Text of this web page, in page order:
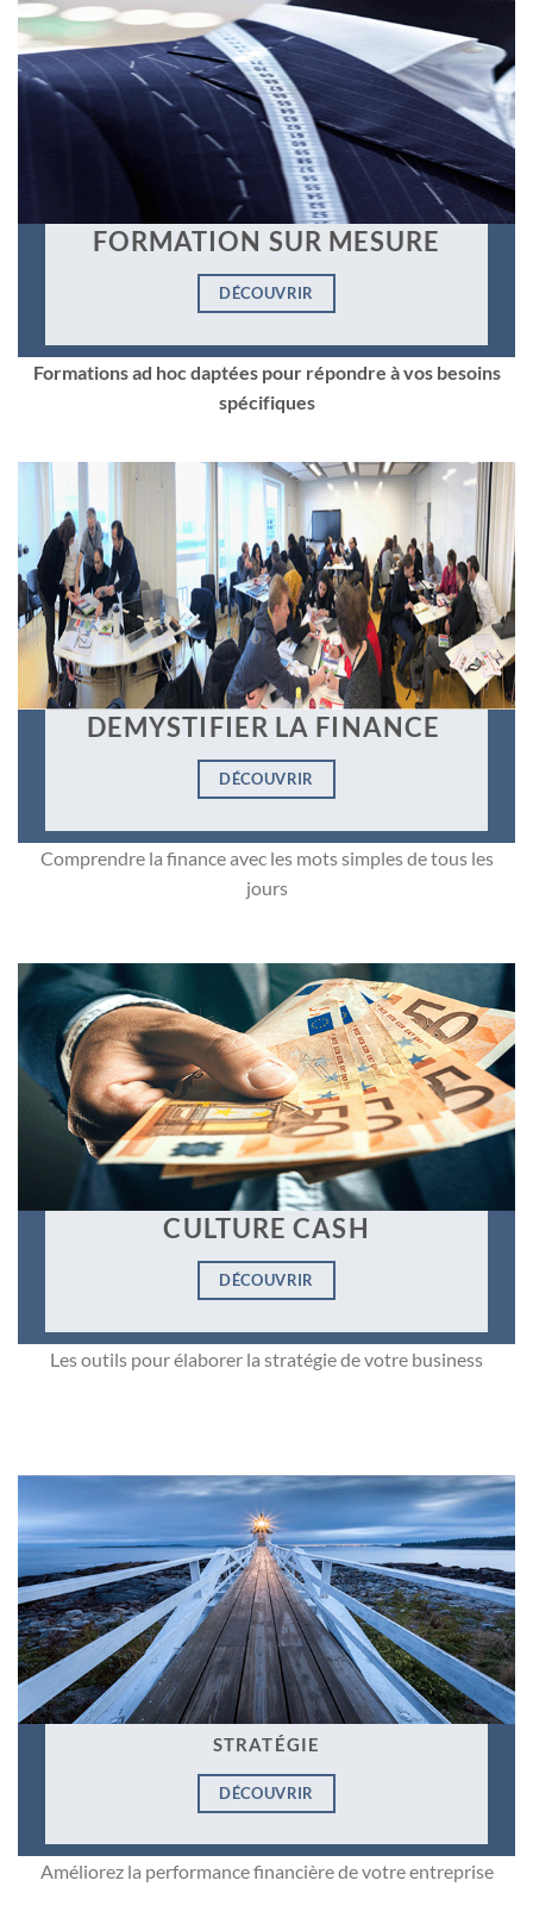
FORMATION SUR MESURE
DÉCOUVRIR
Formations ad hoc daptées pour répondre à vos besoins
spécifiques
DEMYSTIFIER LA FINANCE
DÉCOUVRIR
Comprendre la finance avec les mots simples de tous les
jours
CULTURE CASH
DÉCOUVRIR
Les outils pour élaborer la stratégie de votre business
STRATÉGIE
DÉCOUVRIR
Améliorez la performance financière de votre entreprise